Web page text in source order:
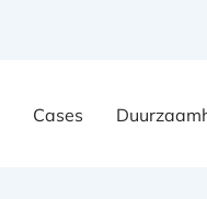
Cases